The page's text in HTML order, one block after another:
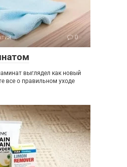
0
выглядел как новый
все о правильном уходе